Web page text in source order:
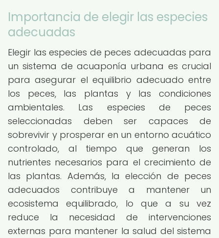
Importancia de elegir las especies
adecuadas
Elegir las especies de peces adecuadas para
un sistema de acuaponía urbana es crucial
para asegurar el equilibrio adecuado entre
los peces, las plantas y las condiciones
ambientales. Las especies de peces
seleccionadas deben ser capaces de
sobrevivir y prosperar en un entorno acuático
controlado, al tiempo que generan los
nutrientes necesarios para el crecimiento de
las plantas. Además, la elección de peces
adecuados contribuye a mantener un
ecosistema equilibrado, lo que a su vez
reduce la necesidad de intervenciones
externas para mantener la salud del sistema